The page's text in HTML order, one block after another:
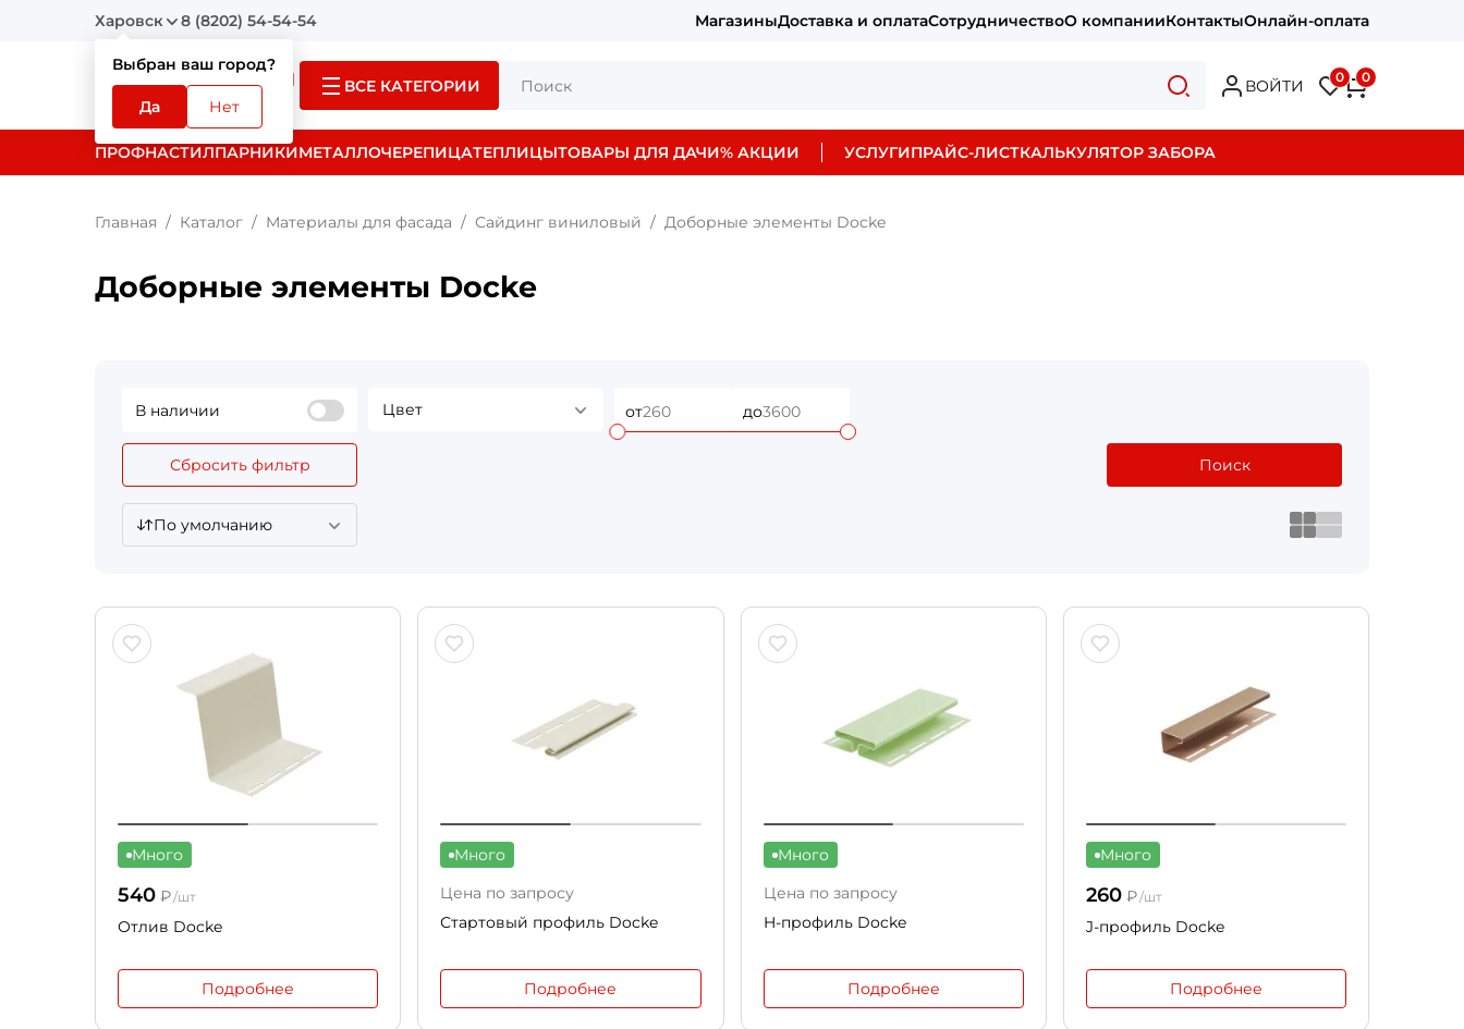
Харовск
Выбран ваш город?
Да Нет
8 (8202) 54-54-54 МагазиныДоставка и оплатаСотрудничествоО компанииКонтактыОнлайн-оплата
ВСЕ КАТЕГОРИИ ВОЙТИ 0 0
ПРОФНАСТИЛПАРНИКИМЕТАЛЛОЧЕРЕПИЦАТЕПЛИЦЫТОВАРЫ ДЛЯ ДАЧИ% АКЦИИ УСЛУГИПРАЙС-ЛИСТКАЛЬКУЛЯТОР ЗАБОРА
Главная Каталог Материалы для фасада Сайдинг виниловый Доборные элементы Docke
Доборные элементы Docke
В наличии Цвет от до
Сбросить фильтр Поиск
По умолчанию
Много
540 ₽/шт
Отлив Docke
Подробнее
Много
Цена по запросу
Стартовый профиль Docke
Подробнее
Много
Цена по запросу
H-профиль Docke
Подробнее
Много
260₽/шт
J-профиль Docke
Подробнее